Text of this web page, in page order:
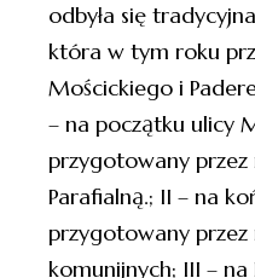
odbyła się
która w tym roku
Mościckiego i
– na początku ulicy
przygotowany przez
Parafialną.; II – na
przygotowany
komunijnych; III –